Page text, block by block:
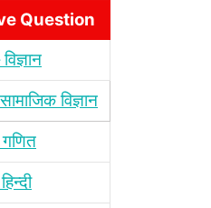
Question
विज्ञान